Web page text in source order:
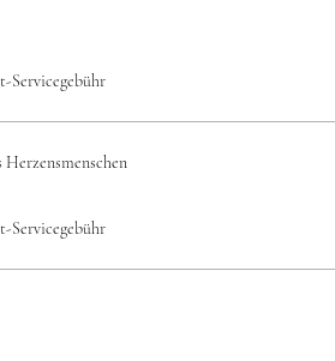
Servicegebühr
Servicegebühr